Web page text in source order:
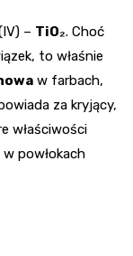
– TiO₂. Choć
to właśnie
w farbach,
za kryjący,
właściwości
powłokach